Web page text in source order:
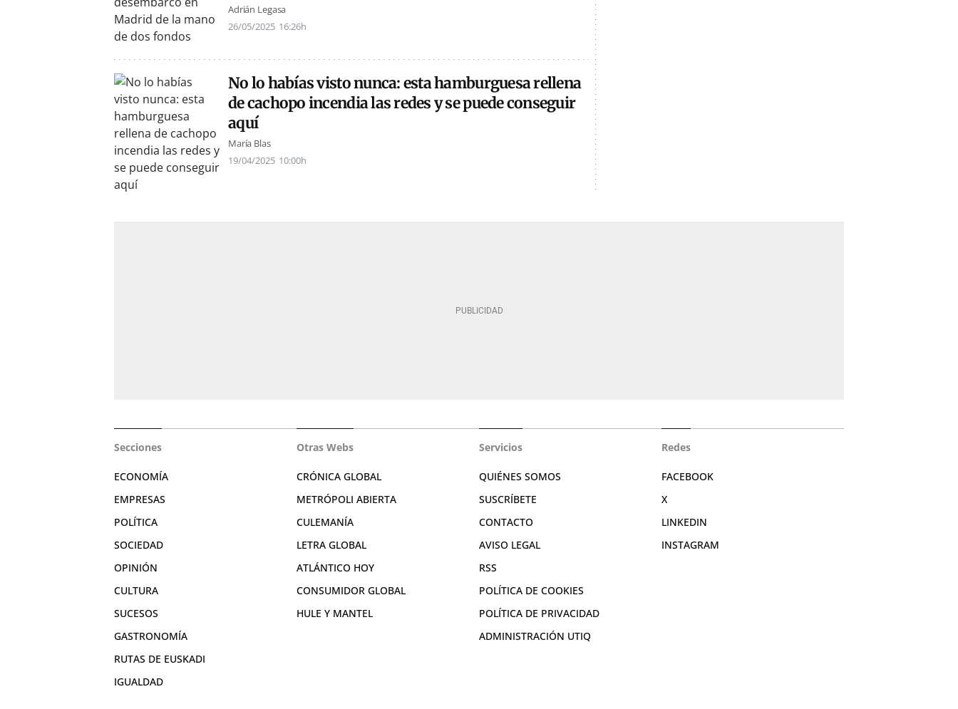
Adrián Legasa
26/05/2025 16:26h
No lo habías visto nunca: esta hamburguesa rellena
de cachopo incendia las redes y se puede conseguir
aquí
María Blas
19/04/2025 10:00h
Secciones
ECONOMÍA
EMPRESAS
POLÍTICA
SOCIEDAD
OPINIÓN
CULTURA
SUCESOS
GASTRONOMÍA
RUTAS DE EUSKADI
IGUALDAD
Otras Webs
CRÓNICA GLOBAL
METRÓPOLI ABIERTA
CULEMANÍA
LETRA GLOBAL
ATLÁNTICO HOY
CONSUMIDOR GLOBAL
HULE Y MANTEL
Servicios
QUIÉNES SOMOS
SUSCRÍBETE
CONTACTO
AVISO LEGAL
RSS
POLÍTICA DE COOKIES
POLÍTICA DE PRIVACIDAD
ADMINISTRACIÓN UTIQ
Redes
FACEBOOK
X
LINKEDIN
INSTAGRAM